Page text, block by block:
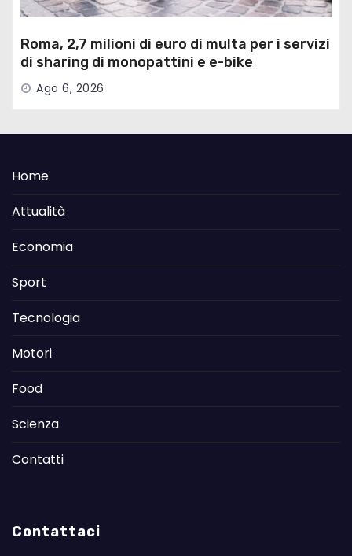
Roma, 2,7 milioni di euro di multa per i servizi
di sharing di monopattini e e-bike
Ago 6, 2026
Home
Attualità
Economia
Sport
Tecnologia
Motori
Food
Scienza
Contatti
Contattaci